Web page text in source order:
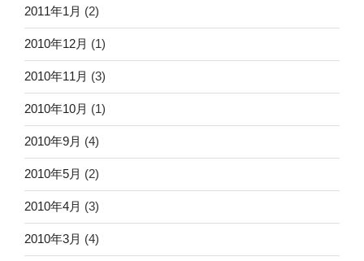
2011年1月 (2)
2010年12月 (1)
2010年11月 (3)
2010年10月 (1)
2010年9月 (4)
2010年5月 (2)
2010年4月 (3)
2010年3月 (4)